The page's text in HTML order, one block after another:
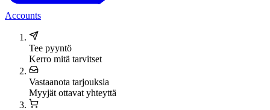
Accounts
Tee pyyntö
Kerro mitä tarvitset
Vastaanota tarjouksia
Myyjät ottavat yhteyttä